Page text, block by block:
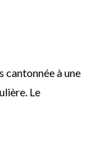
cantonnée à une
Le